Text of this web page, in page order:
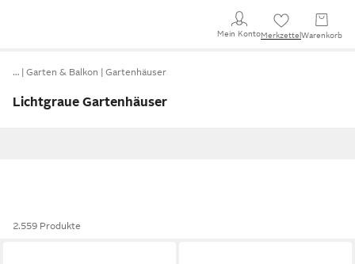
Mein KontoMerkzettel Warenkorb
… Garten & Balkon Gartenhäuser
Lichtgraue Gartenhäuser
2.559 Produkte